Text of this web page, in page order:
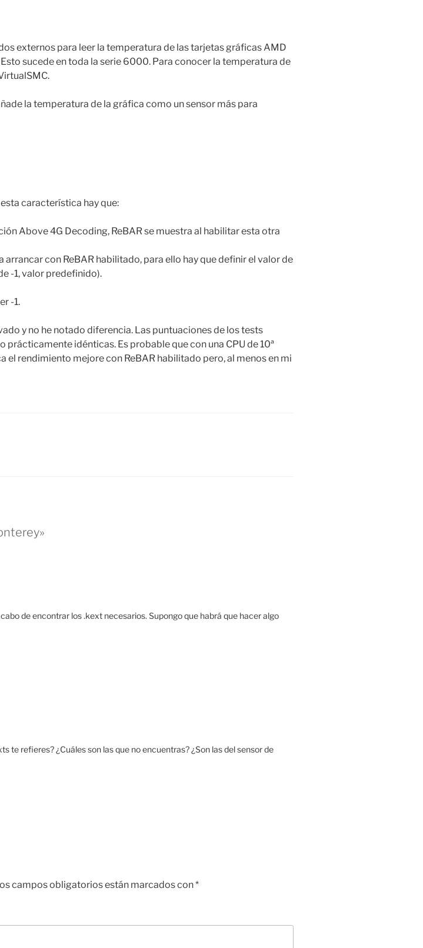
externos para leer la temperatura de las tarjetas gráficas AMD
sucede en toda la serie 6000. Para conocer la temperatura de
la temperatura de la gráfica como un sensor más para
característica hay que:
Above 4G Decoding, ReBAR se muestra al habilitar esta otra
con ReBAR habilitado, para ello hay que definir el valor de
-1, valor predefinido).
-1.
y no he notado diferencia. Las puntuaciones de los tests
prácticamente idénticas. Es probable que con una CPU de 10ª
rendimiento mejore con ReBAR habilitado pero, al menos en mi
de encontrar los .kext necesarios. Supongo que habrá que hacer algo
te refieres? ¿Cuáles son las que no encuentras? ¿Son las del sensor de
campos obligatorios están marcados con*